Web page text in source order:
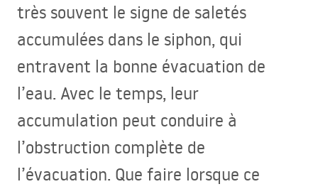
très souvent le signe de saletés
accumulées dans le siphon, qui
entravent la bonne évacuation de
l’eau. Avec le temps, leur
accumulation peut conduire à
l’obstruction complète de
l’évacuation. Que faire lorsque ce